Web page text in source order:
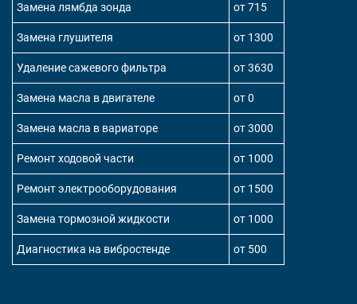
Замена лямбда зонда от 715
Замена глушителя от 1300
Удаление сажевого фильтра от 3630
Замена масла в двигателе от 0
Замена масла в вариаторе от 3000
Ремонт ходовой части от 1000
Ремонт электрооборудования от 1500
Замена тормозной жидкости от 1000
Диагностика на вибростенде от 500